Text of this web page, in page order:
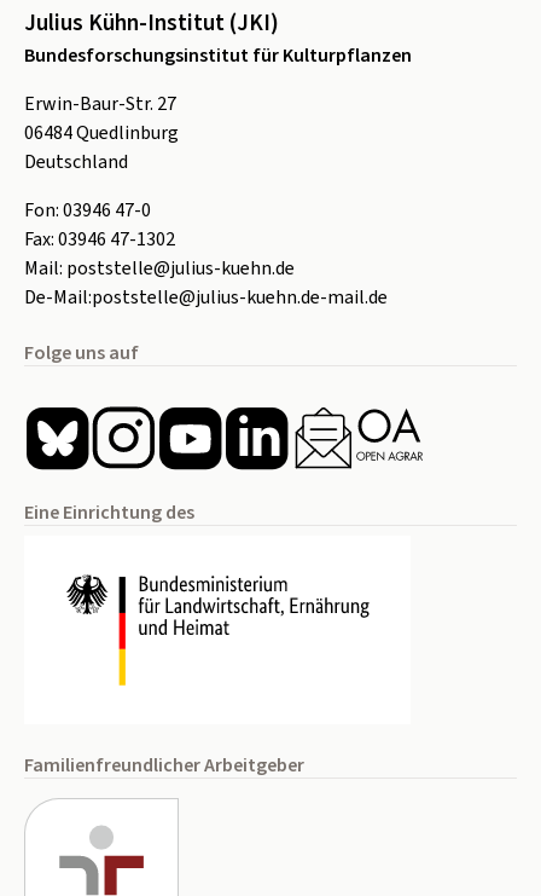
Julius Kühn-Institut (JKI)
Bundesforschungsinstitut für Kulturpflanzen
Erwin-Baur-Str. 27
06484Quedlinburg
Deutschland
Fon:03946 47-0
Fax:03946 47-1302
Mail: poststelle@julius-kuehn.de
De-Mail:poststelle@julius-kuehn.de-mail.de
Folge uns auf
Eine Einrichtung des
Familienfreundlicher Arbeitgeber